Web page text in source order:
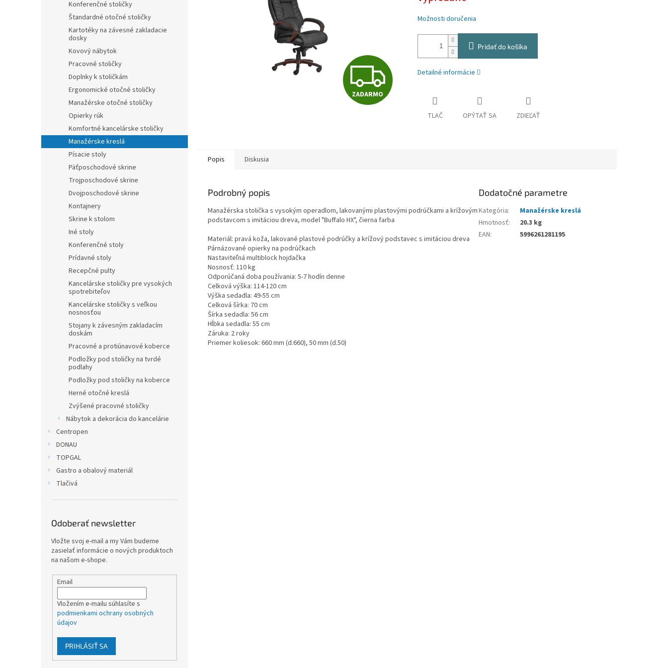
Konferenčné stoličky
Štandardné otočné stoličky
Kartotéky na závesné zakladacie
dosky
Kovový nábytok
Pracovné stoličky
Doplnky k stoličkám
Ergonomické otočné stoličky
Manažérske otočné stoličky
Opierky rúk
Komfortné kancelárske stoličky
Manažérske kreslá
Písacie stoly
Päťposchodové skrine
Trojposchodové skrine
Dvojposchodové skrine
Kontajnery
Skrine k stolom
Iné stoly
Konferenčné stoly
Prídavné stoly
Recepčné pulty
Kancelárske stoličky pre vysokých
spotrebiteľov
Kancelárske stoličky s veľkou
nosnosťou
Stojany k závesným zakladacím
doskám
Pracovné a protiúnavové koberce
Podložky pod stoličky na tvrdé
podlahy
Podložky pod stoličky na koberce
Herné otočné kreslá
Zvýšené pracovné stoličky
Nábytok a dekorácia do kancelárie
Centropen
DONAU
TOPGAL
Gastro a obalový materiál
Tlačivá
Odoberať newsletter
Vložte svoj e-mail a my Vám budeme
zasielať informácie o nových produktoch
na našom e-shope.
Email
Vložením e-mailu súhlasíte s
podmienkami ochrany osobných
údajov
PRIHLÁSIŤ SA
Z
A
R
M
ZADARMO
Možnosti doručenia
Pridať do košíka
Detailné informácie
TLAČ OPÝTAŤ SA ZDIEĽAŤ
Popis Diskusia
Podrobný popis
Manažérska stolička s vysokým operadlom, lakovanými plastovými podrúčkami a krížovým
podstavcom s imitáciou dreva, model "Buffalo HX", čierna farba
Materiál: pravá koža, lakované plastové podrúčky a krížový podstavec s imitáciou dreva
Párnázované opierky na podrúčkach
Nastaviteľná multiblock hojdačka
Nosnosť: 110 kg
Odporúčaná doba používania: 5-7 hodín denne
Celková výška: 114-120 cm
Výška sedadla: 49-55 cm
Celková šírka: 70 cm
Šírka sedadla: 56 cm
Hĺbka sedadla: 55 cm
Záruka: 2 roky
Priemer koliesok: 660 mm (d.660), 50 mm (d.50)
Dodatočné parametre
Kategória:
Manažérske kreslá
Hmotnosť:
20.3 kg
EAN: 5996261281195